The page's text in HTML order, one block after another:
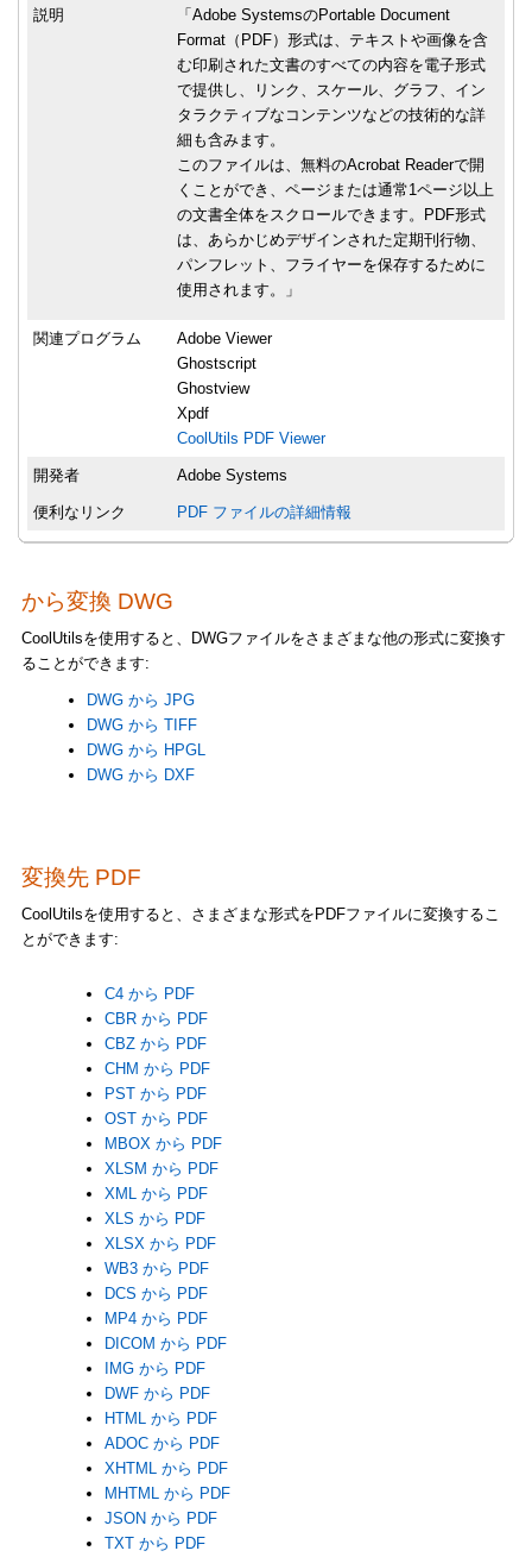
説明
「Adobe SystemsのPortable Document
Format（PDF）形式は、テキストや画像を含
む印刷された文書のすべての内容を電子形式
で提供し、リンク、スケール、グラフ、イン
タラクティブなコンテンツなどの技術的な詳
細も含みます。
このファイルは、無料のAcrobat Readerで開
くことができ、ページまたは通常1ページ以上
の文書全体をスクロールできます。PDF形式
は、あらかじめデザインされた定期刊行物、
パンフレット、フライヤーを保存するために
使用されます。」
関連プログラム
Adobe Viewer
Ghostscript
Ghostview
Xpdf
CoolUtils PDF Viewer
開発者 Adobe Systems
便利なリンク PDF ファイルの詳細情報
から変換 DWG
CoolUtilsを使用すると、DWGファイルをさまざまな他の形式に変換す
ることができます:
DWG から JPG
DWG から TIFF
DWG から HPGL
DWG から DXF
変換先 PDF
CoolUtilsを使用すると、さまざまな形式をPDFファイルに変換するこ
とができます:
C4 から PDF
CBR から PDF
CBZ から PDF
CHM から PDF
PST から PDF
OST から PDF
MBOX から PDF
XLSM から PDF
XML から PDF
XLS から PDF
XLSX から PDF
WB3 から PDF
DCS から PDF
MP4 から PDF
DICOM から PDF
IMG から PDF
DWF から PDF
HTML から PDF
ADOC から PDF
XHTML から PDF
MHTML から PDF
JSON から PDF
TXT から PDF